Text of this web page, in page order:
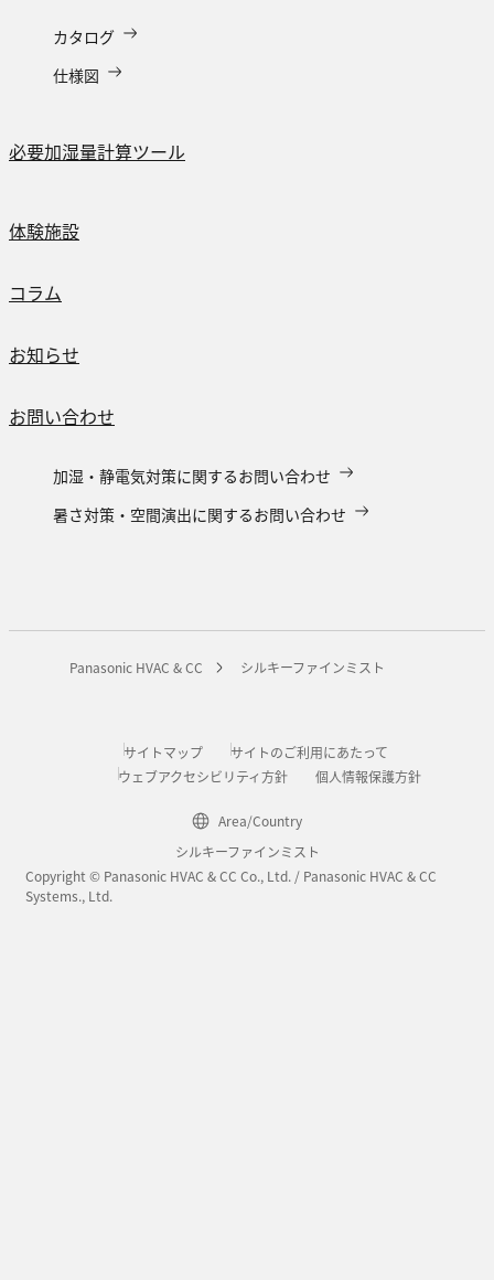
カタログ
仕様図
必要加湿量計算ツール
体験施設
コラム
お知らせ
お問い合わせ
加湿・静電気対策に関するお問い合わせ
暑さ対策・空間演出に関するお問い合わせ
Panasonic HVAC & CC シルキーファインミスト
サイトマップ
サイトのご利用にあたって
ウェブアクセシビリティ方針
個人情報保護方針
Area/Country
シルキーファインミスト
Copyright © Panasonic HVAC & CC Co., Ltd. / Panasonic HVAC & CC
Systems., Ltd.